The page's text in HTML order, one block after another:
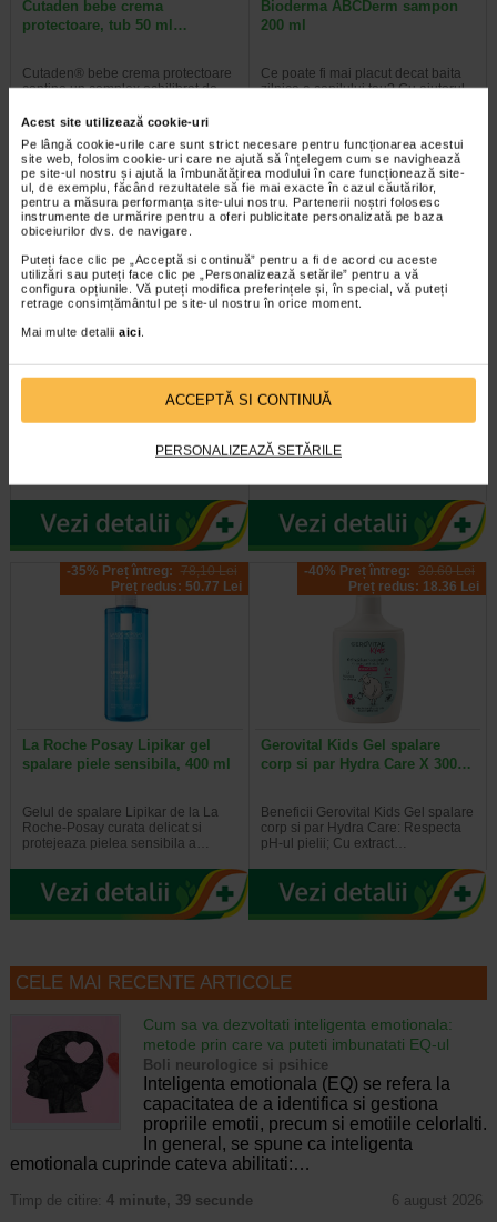
Acest site utilizează cookie-uri
Pe lângă cookie-urile care sunt strict necesare pentru funcționarea acestui
site web, folosim cookie-uri care ne ajută să înțelegem cum se navighează
pe site-ul nostru și ajută la îmbunătățirea modului în care funcționează site-
ul, de exemplu, făcând rezultatele să fie mai exacte în cazul căutărilor,
pentru a măsura performanța site-ului nostru. Partenerii noștri folosesc
instrumente de urmărire pentru a oferi publicitate personalizată pe baza
obiceiurilor dvs. de navigare.
Puteți face clic pe „Acceptă si continuă” pentru a fi de acord cu aceste
utilizări sau puteți face clic pe „Personalizează setările” pentru a vă
configura opțiunile. Vă puteți modifica preferințele și, în special, vă puteți
retrage consimțământul pe site-ul nostru în orice moment.
Mai multe detalii aici.
ACCEPTĂ SI CONTINUĂ
PERSONALIZEAZĂ SETĂRILE
Cutaden bebe crema
protectoare, tub 50 ml…
Cutaden® bebe crema protectoare
contine un complex echilibrat de
Bioderma ABCDerm sampon
200 ml
Ce poate fi mai placut decat baita
zilnica a copilului tau? Cu ajutorul
-20% Preț întreg: 114.70 Lei
Preț redus: 91.76 Lei
ABCDerm Gel spumant, 1l,
Gelul spumant ABCDerm de la
Bioderma este creat special pentru
-14% Preț întreg: 84,80 Lei
Preț redus: 72.67 Lei
Ducray Aderma cytelium spray
100ml
Aderma Cytelium spray este un
produs cu efecte imediate in
-35% Preț întreg: 78,10 Lei
Preț redus: 50.77 Lei
La Roche Posay Lipikar gel
spalare piele sensibila, 400 ml
Gelul de spalare Lipikar de la La
Roche-Posay curata delicat si
protejeaza pielea sensibila a…
-40% Preț întreg: 30.60 Lei
Preț redus: 18.36 Lei
Gerovital Kids Gel spalare
corp si par Hydra Care X 300…
Beneficii Gerovital Kids Gel spalare
corp si par Hydra Care: Respecta
pH-ul pielii; Cu extract…
CELE MAI RECENTE ARTICOLE
Cum sa va dezvoltati inteligenta emotionala:
metode prin care va puteti imbunatati EQ-ul
Boli neurologice si psihice
Inteligenta emotionala (EQ) se refera la
capacitatea de a identifica si gestiona
propriile emotii, precum si emotiile celorlalti.
In general, se spune ca inteligenta
emotionala cuprinde cateva abilitati:…
Timp de citire: 4 minute, 39 secunde 6 august 2026